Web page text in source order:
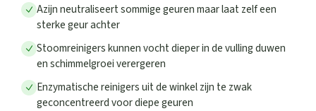
Azijn neutraliseert sommige geuren maar laat zelf een
sterke geur achter
Stoomreinigers kunnen vocht dieper in de vulling duwen
en schimmelgroei verergeren
Enzymatische reinigers uit de winkel zijn te zwak
geconcentreerd voor diepe geuren